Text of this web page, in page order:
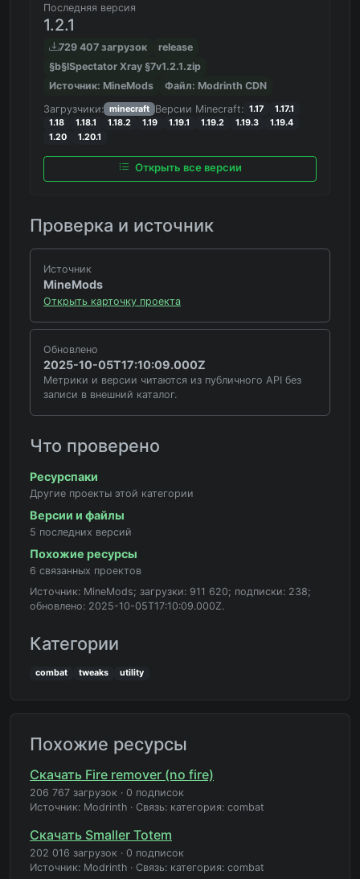
Последняя версия
1.2.1
729 407 загрузок
release
§b§lSpectator Xray §7v1.2.1.zip
Источник: MineMods
Файл: Modrinth CDN
Загрузчики: minecraft Версии Minecraft: 1.17
1.17.1
1.18
1.18.1 1.18.2 1.19 1.19.1 1.19.2 1.19.3
1.19.4
1.20
1.20.1
Открыть все версии
Проверка и источник
Источник
MineMods
Открыть карточку проекта
Обновлено
2025-10-05T17:10:09.000Z
Метрики и версии читаются из публичного API без
записи в внешний каталог.
Что проверено
Ресурспаки
Другие проекты этой категории
Версии и файлы
5 последних версий
Похожие ресурсы
6 связанных проектов
Источник: MineMods; загрузки: 911 620; подписки: 238;
обновлено: 2025-10-05T17:10:09.000Z.
Категории
combat tweaks utility
Похожие ресурсы
Скачать Fire remover (no fire)
206 767 загрузок · 0 подписок
Источник: Modrinth · Связь: категория: combat
Скачать Smaller Totem
202 016 загрузок · 0 подписок
Источник: Modrinth · Связь: категория: combat